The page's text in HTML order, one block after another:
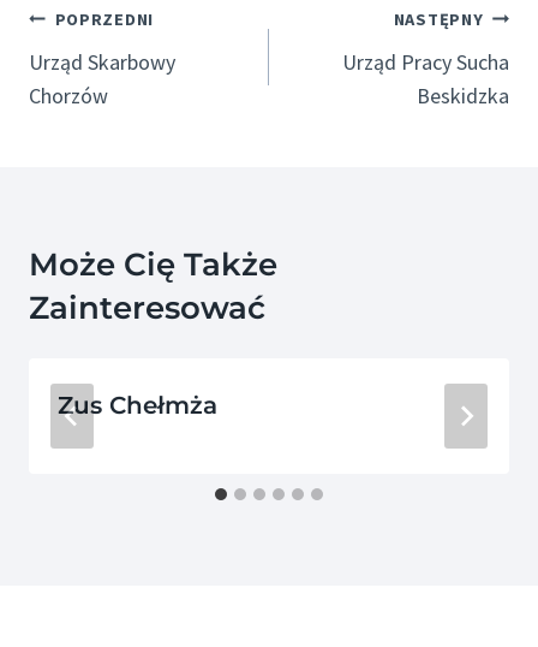
Nawigacja
Wpisu
POPRZEDNI
Urząd Skarbowy
Chorzów
NASTĘPNY
Urząd Pracy Sucha
Beskidzka
Może Cię Także
Zainteresować
Zus Chełmża